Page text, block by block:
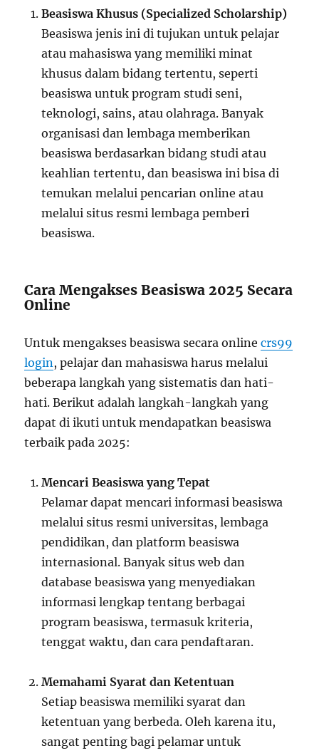
Beasiswa Khusus (Specialized Scholarship)
Beasiswa jenis ini di tujukan untuk pelajar
atau mahasiswa yang memiliki minat
khusus dalam bidang tertentu, seperti
beasiswa untuk program studi seni,
teknologi, sains, atau olahraga. Banyak
organisasi dan lembaga memberikan
beasiswa berdasarkan bidang studi atau
keahlian tertentu, dan beasiswa ini bisa di
temukan melalui pencarian online atau
melalui situs resmi lembaga pemberi
beasiswa.
Cara Mengakses Beasiswa 2025 Secara
Online
Untuk mengakses beasiswa secara onlinecrs99
login , pelajar dan mahasiswa harus melalui
beberapa langkah yang sistematis dan hati-
hati. Berikut adalah langkah-langkah yang
dapat di ikuti untuk mendapatkan beasiswa
terbaik pada 2025:
Mencari Beasiswa yang Tepat
Pelamar dapat mencari informasi beasiswa
melalui situs resmi universitas, lembaga
pendidikan, dan platform beasiswa
internasional. Banyak situs web dan
database beasiswa yang menyediakan
informasi lengkap tentang berbagai
program beasiswa, termasuk kriteria,
tenggat waktu, dan cara pendaftaran.
Memahami Syarat dan Ketentuan
Setiap beasiswa memiliki syarat dan
ketentuan yang berbeda. Oleh karena itu,
sangat penting bagi pelamar untuk